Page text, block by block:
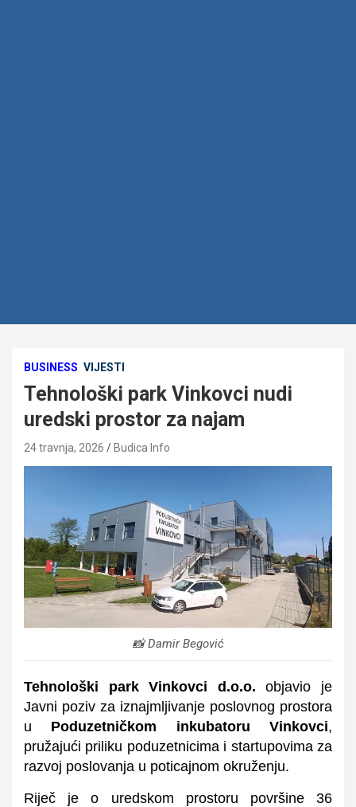
BUSINESS VIJESTI
Tehnološki park Vinkovci nudi
uredski prostor za najam
24 travnja, 2026 Budica Info
📸 Damir Begović
Tehnološki park Vinkovci d.o.o. objavio je
Javni poziv za iznajmljivanje poslovnog prostora
u Poduzetničkom inkubatoru Vinkovci,
pružajući priliku poduzetnicima i startupovima za
razvoj poslovanja u poticajnom okruženju.
Riječ je o uredskom prostoru površine 36